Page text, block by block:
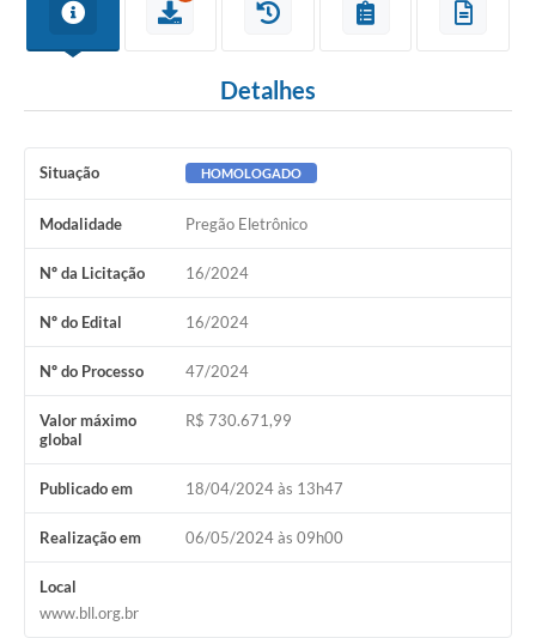
Detalhes
Situação HOMOLOGADO
Modalidade Pregão Eletrônico
Nº da Licitação 16/2024
Nº do Edital 16/2024
Nº do Processo 47/2024
Valor máximo
global
R$ 730.671,99
Publicado em 18/04/2024 às 13h47
Realização em 06/05/2024 às 09h00
Local
www.bll.org.br